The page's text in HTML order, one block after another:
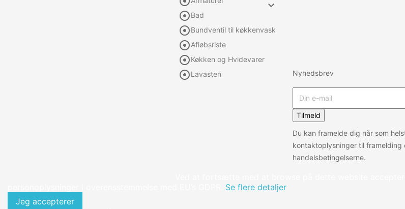

Bad
Bundventil til køkkenvask
Afløbsriste
Køkken og Hvidevarer
Lavasten Nyhedsbrev
Tilmeld
Du kan framelde dig når som
kontaktoplysninger til framelding
handelsbetingelserne.
Se flere detaljer
Jeg accepterer